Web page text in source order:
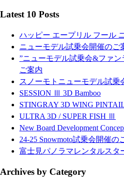
Latest 10 Posts
ハッピー エープリル フール
ニューモデル試乗会開催のご
”ニューモデル試乗会&ファ
ご案内
スノーモトニューモデル試乗
SESSION Ⅲ 3D Bamboo
STINGRAY 3D WING PINTAIL
ULTRA 3D / SUPER FISH Ⅲ
New Board Development
24-25 Snowmoto試乗会開催の
富士見パノラマレンタルスタ
Archives by Category